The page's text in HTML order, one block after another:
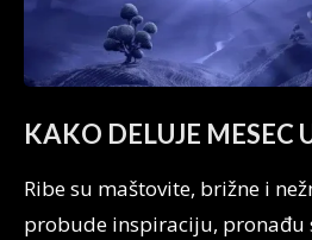
KAKO DELUJE MESEC
Ribe su maštovite, brižne i
probude inspiraciju, pronađu